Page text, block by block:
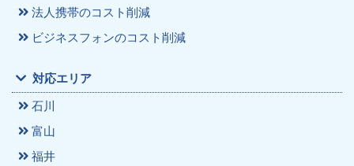
法人携帯のコスト削減
ビジネスフォンのコスト削減
対応エリア
石川
富山
福井